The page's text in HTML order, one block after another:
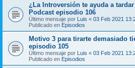
¿La Introversión te ayuda a
Podcast episodio 106
Último mensaje por Luis « 03 Feb 2021
Publicado en Episodios
Motivo 3 para tirarte demasiado
episodio 105
Último mensaje por Luis « 03 Feb 2021
Publicado en Episodios